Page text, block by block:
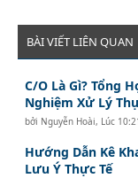
BÀI VIẾT LIÊN QUAN
C/O Là Gì? Tổng
Nghiệm Xử Lý
bởi Nguyễn Hoài, Lúc
Hướng Dẫn Kê
Lưu Ý Thực Tế